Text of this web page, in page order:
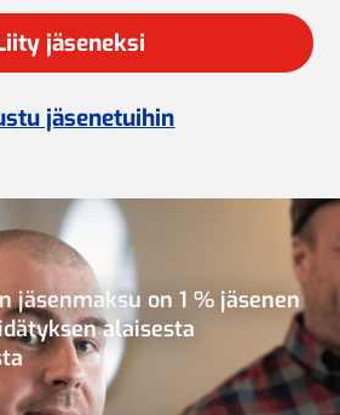
jäseneksi
jäsenetuihin
jäsenmaksu on 1 % jäsenen
alaisesta